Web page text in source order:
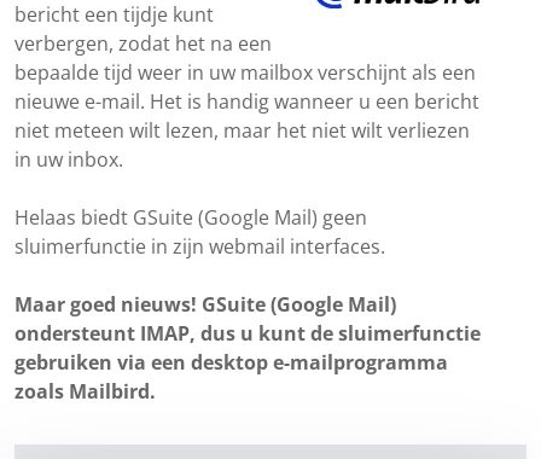
bericht een tijdje kunt
verbergen, zodat het na een
bepaalde tijd weer in uw mailbox verschijnt als een
nieuwe e-mail. Het is handig wanneer u een bericht
niet meteen wilt lezen, maar het niet wilt verliezen
in uw inbox.
Helaas biedt GSuite (Google Mail) geen
sluimerfunctie in zijn webmail interfaces.
Maar goed nieuws! GSuite (Google Mail)
ondersteunt IMAP, dus u kunt de sluimerfunctie
gebruiken via een desktop e-mailprogramma
zoals Mailbird.